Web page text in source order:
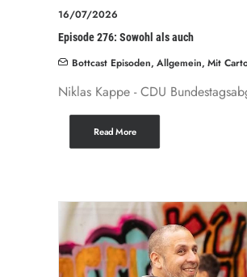
16/07/2026
Episode 276: Sowohl als auch
Bottcast Episoden, Allgemein, Mit
Niklas Kappe - CDU
Read More